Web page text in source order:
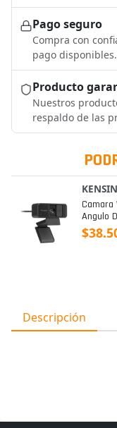
Pago seguro
Compra con
pago disponibles.
Producto
Nuestros
respaldo de las
Camara
Angulo
Descripción